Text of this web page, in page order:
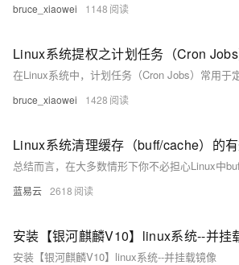
bruce_xiaowei 1148
Linux系统提权之计划任务（Cron
bruce_xiaowei 1428
Linux系统清理缓存（buff/cache）的有
蓝易云 2618
安装【银河麒麟V10】linux系统--并挂
安装【银河麒麟V10】linux系统--并挂载镜像